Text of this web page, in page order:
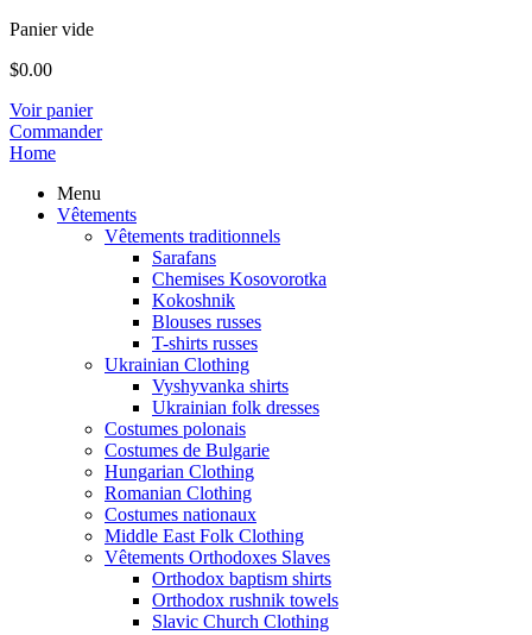
Panier vide
$0.00
Voir panier
Commander
Home
Menu
Vêtements
Vêtements traditionnels
Sarafans
Chemises Kosovorotka
Kokoshnik
Blouses russes
T-shirts russes
Ukrainian Clothing
Vyshyvanka shirts
Ukrainian folk dresses
Costumes polonais
Costumes de Bulgarie
Hungarian Clothing
Romanian Clothing
Costumes nationaux
Middle East Folk Clothing
Vêtements Orthodoxes Slaves
Orthodox baptism shirts
Orthodox rushnik towels
Slavic Church Clothing